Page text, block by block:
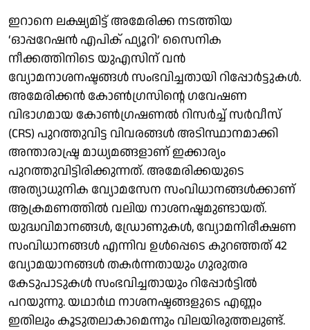
ഇറാനെ ലക്ഷ്യമിട്ട് അമേരിക്ക നടത്തിയ
‘ഓപ്പറേഷൻ എപിക് ഫ്യൂറി’ സൈനിക
നീക്കത്തിനിടെ യുഎസിന് വൻ
വ്യോമനാശനഷ്ടങ്ങൾ സംഭവിച്ചതായി റിപ്പോർട്ടുകൾ.
അമേരിക്കൻ കോൺഗ്രസിന്റെ ഗവേഷണ
വിഭാഗമായ കോൺഗ്രഷണൽ റിസർച്ച് സർവീസ്
(CRS) പുറത്തുവിട്ട വിവരങ്ങൾ അടിസ്ഥാനമാക്കി
അന്താരാഷ്ട്ര മാധ്യമങ്ങളാണ് ഇക്കാര്യം
പുറത്തുവിട്ടിരിക്കുന്നത്. അമേരിക്കയുടെ
അത്യാധുനിക വ്യോമസേന സംവിധാനങ്ങൾക്കാണ്
ആക്രമണത്തിൽ വലിയ നാശനഷ്ടമുണ്ടായത്.
യുദ്ധവിമാനങ്ങൾ, ഡ്രോണുകൾ, വ്യോമനിരീക്ഷണ
സംവിധാനങ്ങൾ എന്നിവ ഉൾപ്പെടെ കുറഞ്ഞത് 42
വ്യോമയാനങ്ങൾ തകർന്നതായും ഗുരുതര
കേടുപാടുകൾ സംഭവിച്ചതായും റിപ്പോർട്ടിൽ
പറയുന്നു. യഥാർഥ നാശനഷ്ടങ്ങളുടെ എണ്ണം
ഇതിലും കൂടുതലാകാമെന്നും വിലയിരുത്തലുണ്ട്.